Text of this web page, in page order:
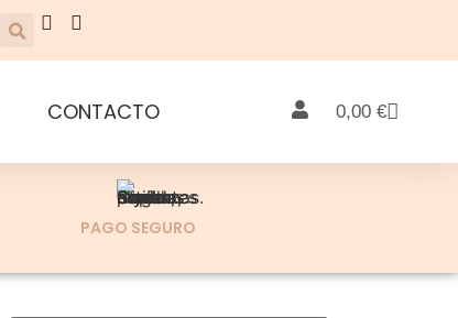
CONTACTO 0,00 €
PAGO SEGURO